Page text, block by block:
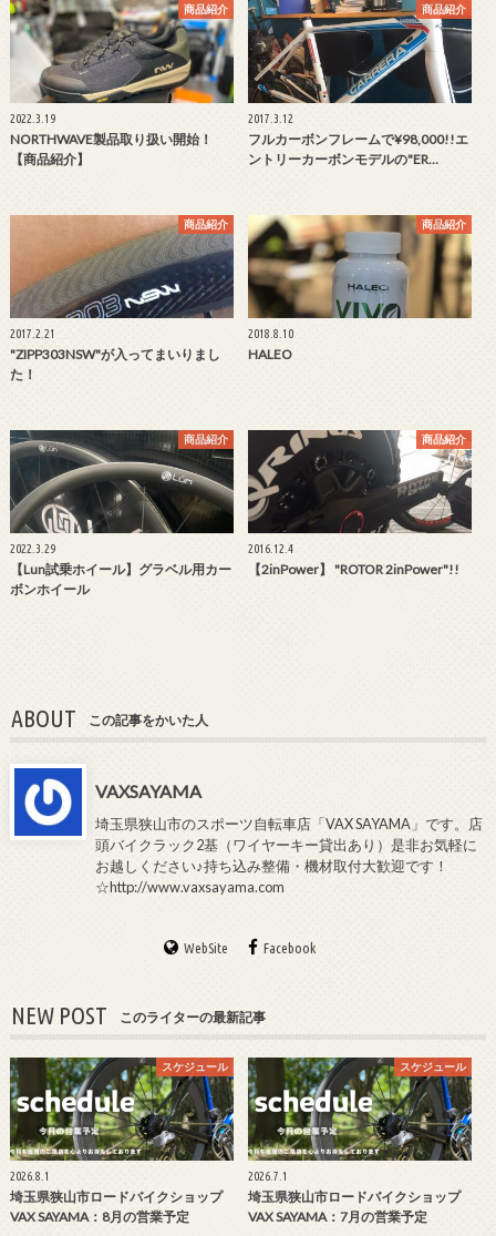
商品紹介
2022.3.19
NORTHWAVE製品取り扱い開始！
【商品紹介】
商品紹介
2017.3.12
フルカーボンフレームで¥98,000!!エ
ントリーカーボンモデルの"ER…
商品紹介
2017.2.21
"ZIPP303NSW"が入ってまいりまし
た！
商品紹介
2018.8.10
HALEO
商品紹介
2022.3.29
【Lun試乗ホイール】グラベル用カー
ボンホイール
商品紹介
2016.12.4
【2inPower】 "ROTOR 2inPower"!!
ABOUT この記事をかいた人
VAXSAYAMA
埼玉県狭山市のスポーツ自転車店「VAX SAYAMA」です。店
頭バイクラック2基（ワイヤーキー貸出あり）是非お気軽に
お越しください♪持ち込み整備・機材取付大歓迎です！
☆http://www.vaxsayama.com
WebSite Facebook
NEW POST このライターの最新記事
スケジュール
2026.8.1
埼玉県狭山市ロードバイクショップ
VAX SAYAMA：8月の営業予定
スケジュール
2026.7.1
埼玉県狭山市ロードバイクショップ
VAX SAYAMA：7月の営業予定